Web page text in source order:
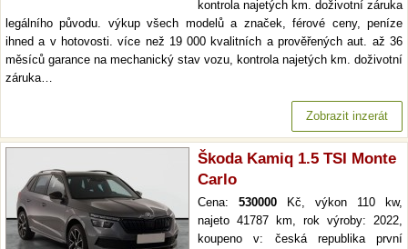
kontrola najetých km. doživotní záruka
legálního původu. výkup všech modelů a značek, férové ceny, peníze
ihned a v hotovosti. více než 19 000 kvalitních a prověřených aut. až 36
měsíců garance na mechanický stav vozu, kontrola najetých km. doživotní
záruka…
Zobrazit inzerát
Škoda Kamiq 1.5 TSI Monte
Carlo
Cena: 530000 Kč, výkon 110 kw,
najeto 41787 km, rok výroby: 2022,
koupeno v: česká republika první